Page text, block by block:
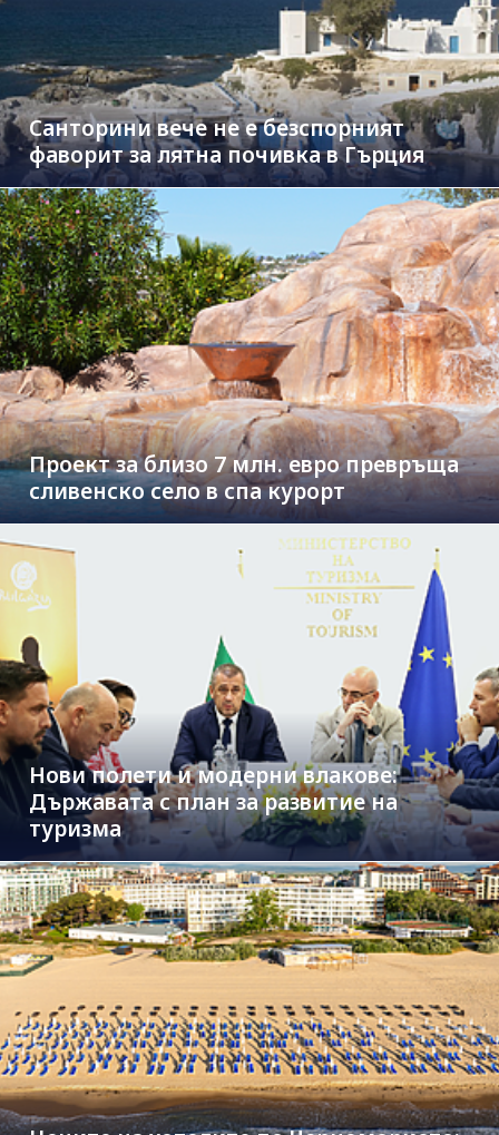
Санторини вече не е безспорният
фаворит за лятна почивка в Гърция
Проект за близо 7 млн. евро превръща
сливенско село в спа курорт
Нови полети и модерни влакове:
Държавата с план за развитие на
туризма